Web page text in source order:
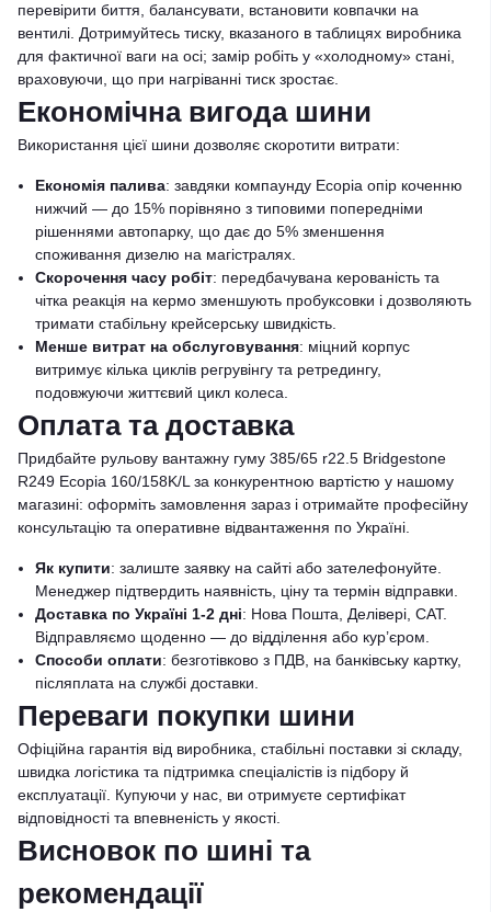
перевірити биття, балансувати, встановити ковпачки на
вентилі. Дотримуйтесь тиску, вказаного в таблицях виробника
для фактичної ваги на осі; замір робіть у «холодному» стані,
враховуючи, що при нагріванні тиск зростає.
Економічна вигода шини
Використання цієї шини дозволяє скоротити витрати:
Економія палива: завдяки компаунду Ecopia опір коченню
нижчий — до 15% порівняно з типовими попередніми
рішеннями автопарку, що дає до 5% зменшення
споживання дизелю на магістралях.
Скорочення часу робіт: передбачувана керованість та
чітка реакція на кермо зменшують пробуксовки і дозволяють
тримати стабільну крейсерську швидкість.
Менше витрат на обслуговування: міцний корпус
витримує кілька циклів регрувінгу та ретредингу,
подовжуючи життєвий цикл колеса.
Оплата та доставка
Придбайте рульову вантажну гуму 385/65 r22.5 Bridgestone
R249 Ecopia 160/158K/L за конкурентною вартістю у нашому
магазині: оформіть замовлення зараз і отримайте професійну
консультацію та оперативне відвантаження по Україні.
Як купити: залиште заявку на сайті або зателефонуйте.
Менеджер підтвердить наявність, ціну та термін відправки.
Доставка по Україні 1-2 дні: Нова Пошта, Делівері, САТ.
Відправляємо щоденно — до відділення або кур’єром.
Способи оплати: безготівково з ПДВ, на банківську картку,
післяплата на службі доставки.
Переваги покупки шини
Офіційна гарантія від виробника, стабільні поставки зі складу,
швидка логістика та підтримка спеціалістів із підбору й
експлуатації. Купуючи у нас, ви отримуєте сертифікат
відповідності та впевненість у якості.
Висновок по шині та
рекомендації